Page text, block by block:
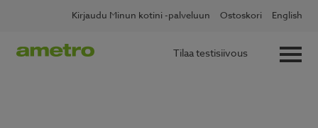
content
Kirjaudu Minun kotini -palveluun Ostoskori English
Tilaa testisiivous
Kotitalousvähennys nyt 60 % Lue lisää ✖